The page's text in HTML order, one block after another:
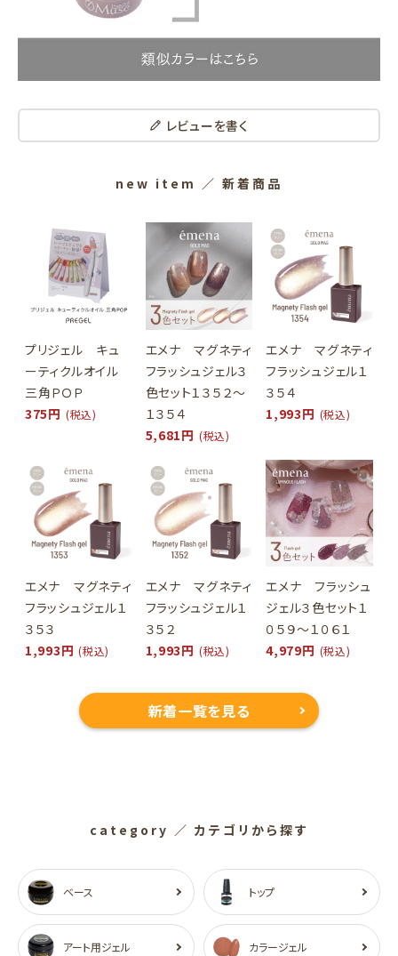
レビューを書く
new item ／ 新着商品
プリジェル キュ
ーティクルオイル
三角ＰＯＰ
375円 (税込)
エメナ マグネティ
フラッシュジェル３
色セット１３５２～
１３５４
5,681円 (税込)
エメナ マグネティ
フラッシュジェル１
３５４
1,993円 (税込)
エメナ マグネティ
フラッシュジェル１
３５３
1,993円 (税込)
エメナ マグネティ
フラッシュジェル１
３５２
1,993円 (税込)
エメナ フラッシュ
ジェル３色セット１
０５９～１０６１
4,979円 (税込)
新着一覧を見る
category ／ カテゴリから探す
ベース トップ
アート用ジェル カラージェル